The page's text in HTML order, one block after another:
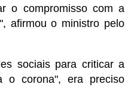
o compromisso com a
afirmou o ministro pelo
sociais para criticar a
o corona", era preciso